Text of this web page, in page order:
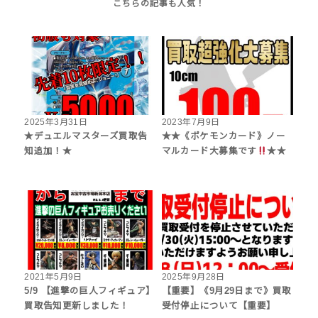
2025年3月31日
★デュエルマスターズ買取告
知追加！★
2023年7月9日
★★《ポケモンカード》ノー
マルカード大募集です
★★
2021年5月9日
5/9 【進撃の巨人フィギュア】
買取告知更新しました！
2025年9月28日
【重要】《9月29日まで》買取
受付停止について【重要】